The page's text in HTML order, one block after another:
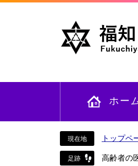
文
ホー
トップペ
高齢者の